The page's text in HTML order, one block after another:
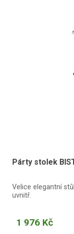
Párty stolek
Velice elegantní
uvnitř.
1 976 Kč